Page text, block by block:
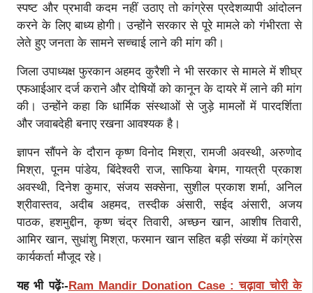
स्पष्ट और प्रभावी कदम नहीं उठाए तो कांग्रेस प्रदेशव्यापी आंदोलन
करने के लिए बाध्य होगी। उन्होंने सरकार से पूरे मामले को गंभीरता से
लेते हुए जनता के सामने सच्चाई लाने की मांग की।
जिला उपाध्यक्ष फुरकान अहमद कुरैशी ने भी सरकार से मामले में शीघ्र
एफआईआर दर्ज कराने और दोषियों को कानून के दायरे में लाने की मांग
की। उन्होंने कहा कि धार्मिक संस्थाओं से जुड़े मामलों में पारदर्शिता
और जवाबदेही बनाए रखना आवश्यक है।
ज्ञापन सौंपने के दौरान कृष्ण विनोद मिश्रा, रामजी अवस्थी, अरुणोद
मिश्रा, पूनम पांडेय, बिंदेश्वरी राज, साफिया बेगम, गायत्री प्रकाश
अवस्थी, दिनेश कुमार, संजय सक्सेना, सुशील प्रकाश शर्मा, अनिल
श्रीवास्तव, अदीब अहमद, तस्दीक अंसारी, सईद अंसारी, अजय
पाठक, हशमुद्दीन, कृष्ण चंद्र तिवारी, अच्छन खान, आशीष तिवारी,
आमिर खान, सुधांशु मिश्रा, फरमान खान सहित बड़ी संख्या में कांग्रेस
कार्यकर्ता मौजूद रहे।
यह भी पढ़ेंः-Ram Mandir Donation Case : चढ़ावा चोरी के